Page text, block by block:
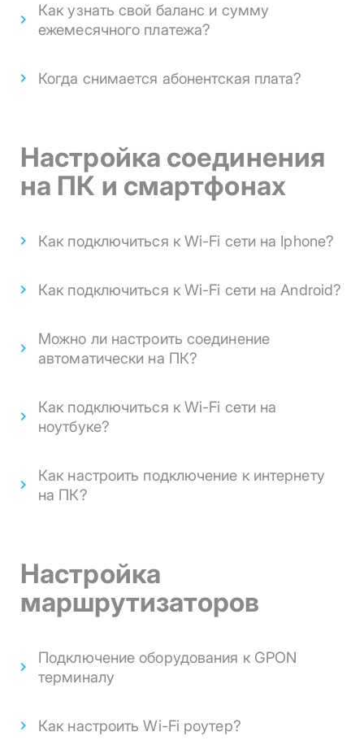
Как узнать свой баланс и сумму
ежемесячного платежа?
Когда снимается абонентская плата?
Настройка соединения
на ПК и смартфонах
Как подключиться к Wi-Fi сети на Iphone?
Как подключиться к Wi-Fi сети на Android?
Можно ли настроить соединение
автоматически на ПК?
Как подключиться к Wi-Fi сети на
ноутбуке?
Как настроить подключение к интернету
на ПК?
Настройка
маршрутизаторов
Подключение оборудования к GPON
терминалу
Как настроить Wi-Fi роутер?